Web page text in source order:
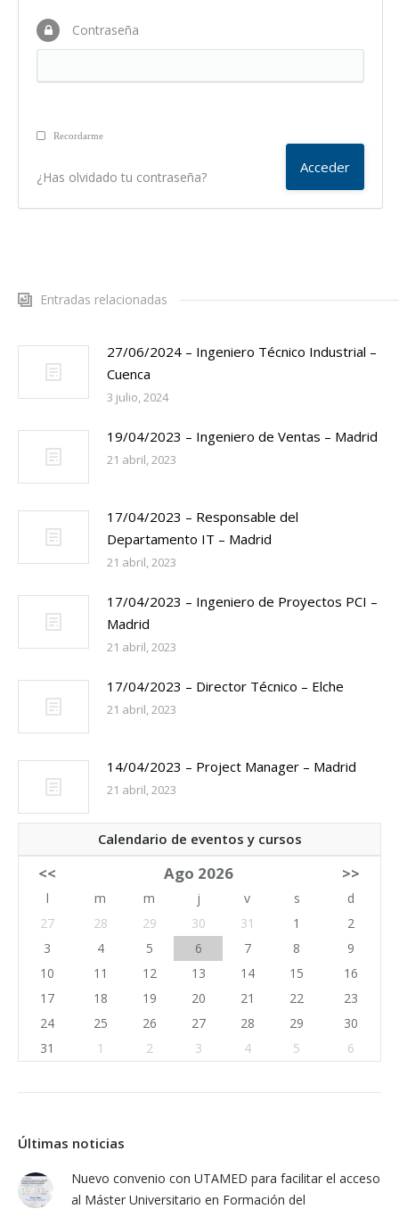
Contraseña
Recordarme
¿Has olvidado tu contraseña?
Entradas relacionadas
27/06/2024 – Ingeniero Técnico Industrial –
Cuenca
3 julio, 2024
19/04/2023 – Ingeniero de Ventas – Madrid
21 abril, 2023
17/04/2023 – Responsable del
Departamento IT – Madrid
21 abril, 2023
17/04/2023 – Ingeniero de Proyectos PCI –
Madrid
21 abril, 2023
17/04/2023 – Director Técnico – Elche
21 abril, 2023
14/04/2023 – Project Manager – Madrid
21 abril, 2023
Calendario de eventos y cursos
<< Ago 2026 >>
l m m j v s
d
27
28 29 30 31 1
2
3
4 5 6 7 8
9
10
11 12 13 14 15
16
17
18 19 20 21 22
23
24
25 26 27 28 29
30
31
1 2 3 4 5 6
Últimas noticias
Nuevo convenio con UTAMED para facilitar el acceso
al Máster Universitario en Formación del